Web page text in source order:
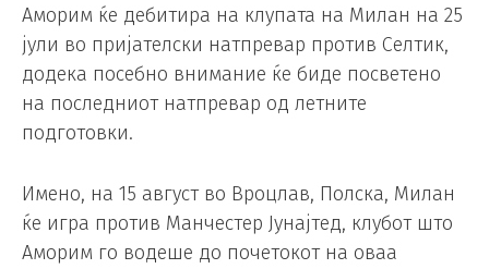
Аморим ќе дебитира на клупата на Милан на 25
јули во пријателски натпревар против Селтик,
додека посебно внимание ќе биде посветено
на последниот натпревар од летните
подготовки.
Имено, на 15 август во Вроцлав, Полска, Милан
ќе игра против Манчестер Јунајтед, клубот што
Аморим го водеше до почетокот на оваа